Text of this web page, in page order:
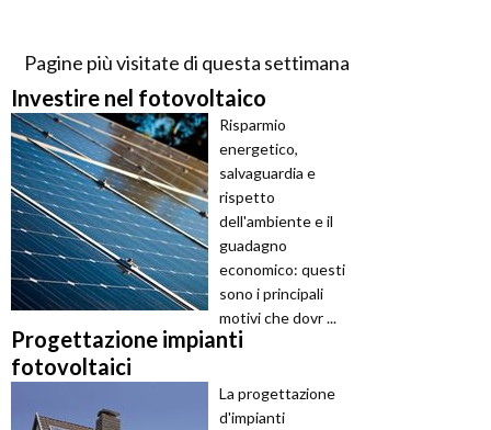
Pagine più visitate di questa settimana
Investire nel fotovoltaico
Risparmio
energetico,
salvaguardia e
rispetto
dell'ambiente e il
guadagno
economico: questi
sono i principali
motivi che dovr ...
Progettazione impianti
fotovoltaici
La progettazione
d'impianti